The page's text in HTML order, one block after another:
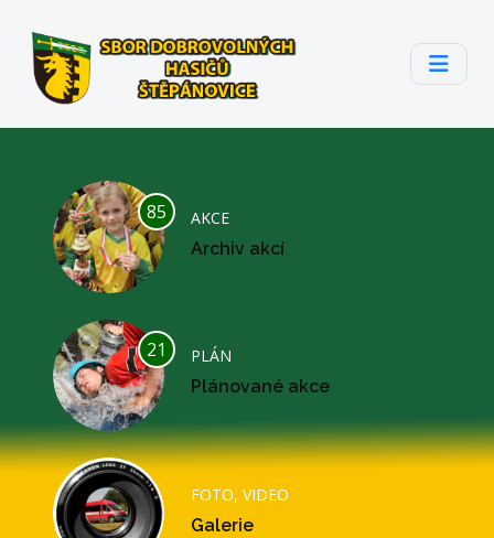
85
AKCE
Archiv akcí
21
PLÁN
Plánované akce
FOTO, VIDEO
Galerie